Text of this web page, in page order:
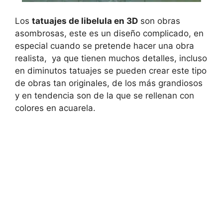
Los tatuajes de libelula en 3D son obras
asombrosas, este es un diseño complicado, en
especial cuando se pretende hacer una obra
realista, ya que tienen muchos detalles, incluso
en diminutos tatuajes se pueden crear este tipo
de obras tan originales, de los más grandiosos
y en tendencia son de la que se rellenan con
colores en acuarela.